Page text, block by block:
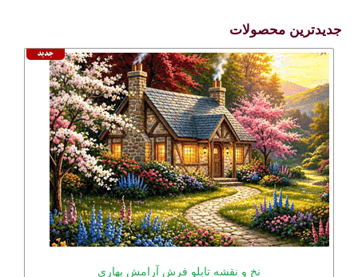
جدیدترین محصولات
نخ و نقشه تابلو فرش آرامش بهاری